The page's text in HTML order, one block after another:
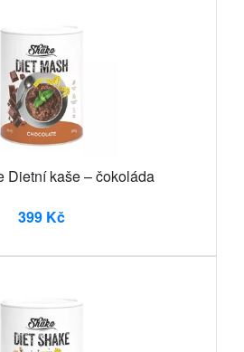
Dietní kaše – čokoláda
399 Kč